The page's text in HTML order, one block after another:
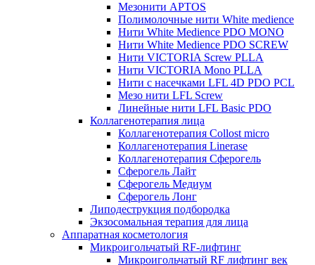
Мезонити APTOS
Полимолочные нити White medience
Нити White Medience PDO MONO
Нити White Medience PDO SCREW
Нити VICTORIA Screw PLLA
Нити VICTORIA Mono PLLA
Нити с насечками LFL 4D PDO PCL
Мезо нити LFL Screw
Линейные нити LFL Basic PDO
Коллагенотерапия лица
Коллагенотерапия Collost micro
Коллагенотерапия Linerase
Коллагенотерапия Сферогель
Сферогель Лайт
Сферогель Медиум
Сферогель Лонг
Липодеструкция подбородка
Экзосомальная терапия для лица
Аппаратная косметология
Микроигольчатый RF-лифтинг
Микроигольчатый RF лифтинг век